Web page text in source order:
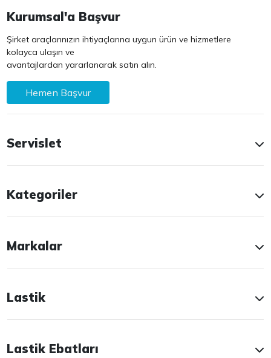
Kurumsal'a Başvur
Şirket araçlarınızın ihtiyaçlarına uygun ürün ve hizmetlere
kolayca ulaşın ve
avantajlardan yararlanarak satın alın.
Hemen Başvur
Servislet
Kategoriler
Markalar
Lastik
Lastik Ebatları